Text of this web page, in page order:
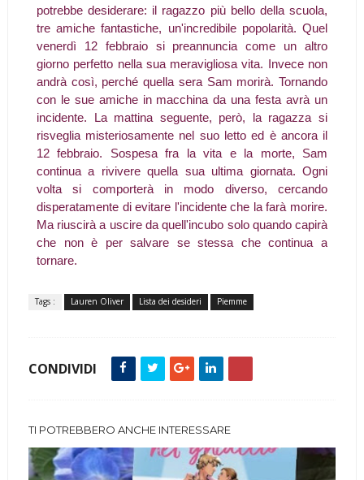
potrebbe desiderare: il ragazzo più bello della scuola,
tre amiche fantastiche, un'incredibile popolarità. Quel
venerdì 12 febbraio si preannuncia come un altro
giorno perfetto nella sua meravigliosa vita. Invece non
andrà così, perché quella sera Sam morirà. Tornando
con le sue amiche in macchina da una festa avrà un
incidente. La mattina seguente, però, la ragazza si
risveglia misteriosamente nel suo letto ed è ancora il
12 febbraio. Sospesa fra la vita e la morte, Sam
continua a rivivere quella sua ultima giornata. Ogni
volta si comporterà in modo diverso, cercando
disperatamente di evitare l'incidente che la farà morire.
Ma riuscirà a uscire da quell'incubo solo quando capirà
che non è per salvare se stessa che continua a
tornare.
Tags : Lauren Oliver Lista dei desideri Piemme
CONDIVIDI
TI POTREBBERO ANCHE INTERESSARE